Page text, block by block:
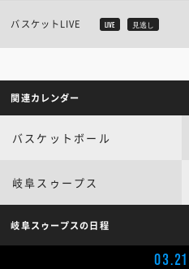
バスケットLIVE LIVE 見逃し
関連カレンダー
バスケットボール
岐阜スゥープス
岐阜スゥープスの日程
03.21